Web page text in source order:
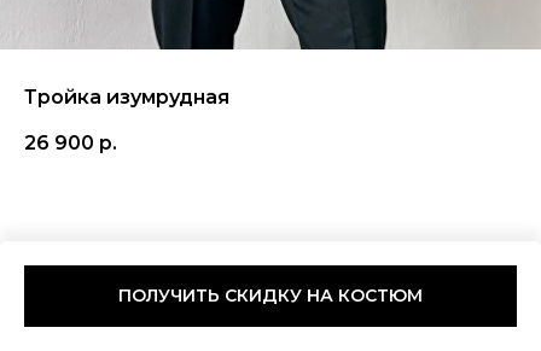
Тройка изумрудная
26 900 р.
ПОЛУЧИТЬ СКИДКУ НА КОСТЮМ